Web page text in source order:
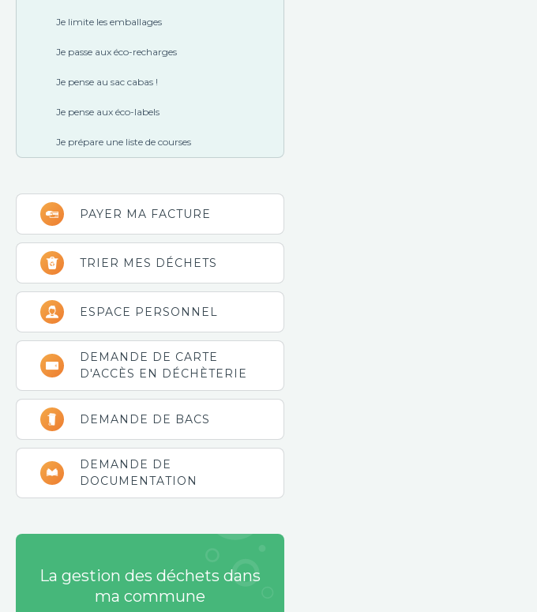
Je limite les emballages
Je passe aux éco-recharges
Je pense au sac cabas !
Je pense aux éco-labels
Je prépare une liste de courses
PAYER MA FACTURE
TRIER MES DÉCHETS
ESPACE PERSONNEL
DEMANDE DE CARTE
D'ACCÈS EN DÉCHÈTERIE
DEMANDE DE BACS
DEMANDE DE
DOCUMENTATION
La gestion des déchets dans
ma commune